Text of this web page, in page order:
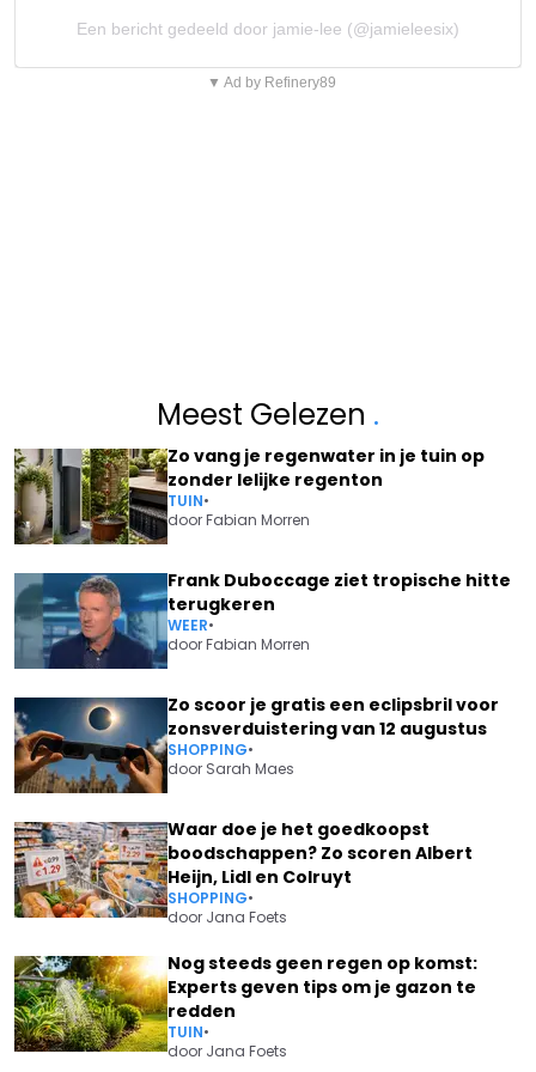
Een bericht gedeeld door jamie-lee (@jamieleesix)
▼ Ad by Refinery89
Meest Gelezen .
Zo vang je regenwater in je tuin op
zonder lelijke regenton
TUIN•
doorFabian Morren
Frank Duboccage ziet tropische hitte
terugkeren
WEER•
doorFabian Morren
Zo scoor je gratis een eclipsbril voor
zonsverduistering van 12 augustus
SHOPPING•
door Sarah Maes
Waar doe je het goedkoopst
boodschappen? Zo scoren Albert
Heijn, Lidl en Colruyt
SHOPPING•
door Jana Foets
Nog steeds geen regen op komst:
Experts geven tips om je gazon te
redden
TUIN•
door Jana Foets